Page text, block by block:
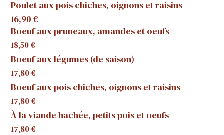
Poulet aux pois chiches, oignons et raisins
16,90 €
Boeuf aux pruneaux, amandes et oeufs
18,50 €
Boeuf aux légumes (de saison)
17,80 €
Boeuf aux pois chiches, oignons et raisins
17,80 €
À la viande hachée, petits pois et oeufs
17,80 €